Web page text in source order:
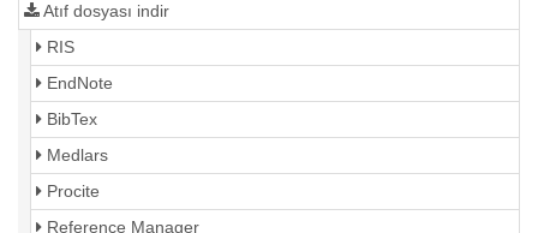
Atıf dosyası indir
RIS
EndNote
BibTex
Medlars
Procite
Reference Manager